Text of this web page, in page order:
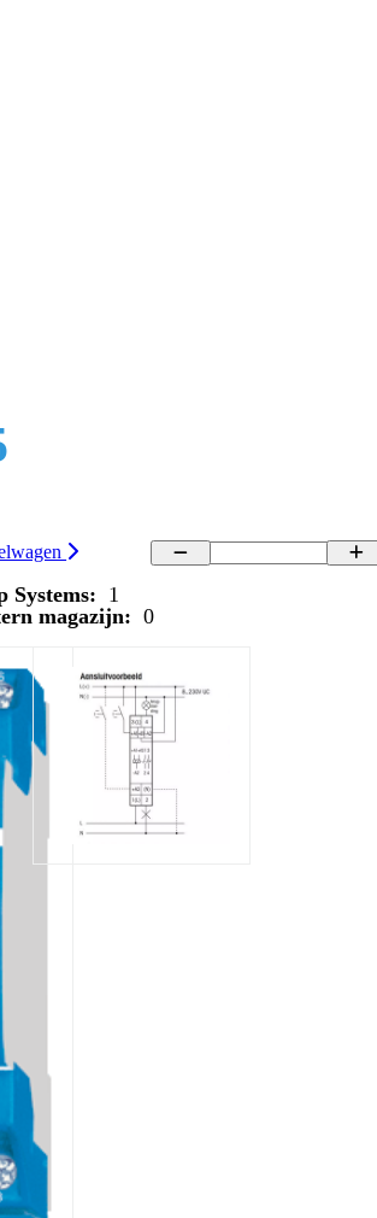
Systems: 1
magazijn: 0